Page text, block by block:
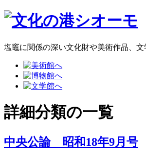
塩竈に関係の深い文化財や美術作品、
詳細分類の一覧
中央公論 昭和18年9月号